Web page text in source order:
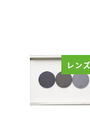
レンズ